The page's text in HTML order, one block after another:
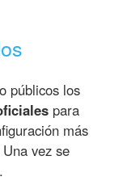
públicos los
para
más
vez se